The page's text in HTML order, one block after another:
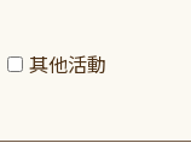
其他活動